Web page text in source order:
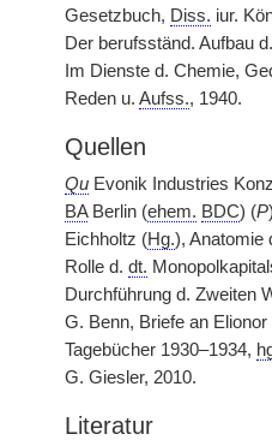
Gesetzbuch, Diss. iur.
Der berufsständ. Aufbau d.
Im Dienste d. Chemie,
Reden u. Aufss., 1940.
Quellen
Qu Evonik Industries
BABerlin (ehem. BDC) (P
Eichholtz (Hg.), Anatomie
Rolle d. dt.
Durchführung d. Zweiten
G. Benn, Briefe an
Tagebücher 1930–1934,
G. Giesler, 2010.
Literatur